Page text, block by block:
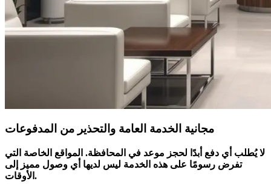
مجانية الخدمة العامة والتحذير من المدفوعات
لا يُطلب أي دفع أبدًا لحجز موعد في المحافظة. المواقع الخاصة التي
تفرض رسومًا على هذه الخدمة ليس لديها أي وصول مميز إلى
الأوقات.